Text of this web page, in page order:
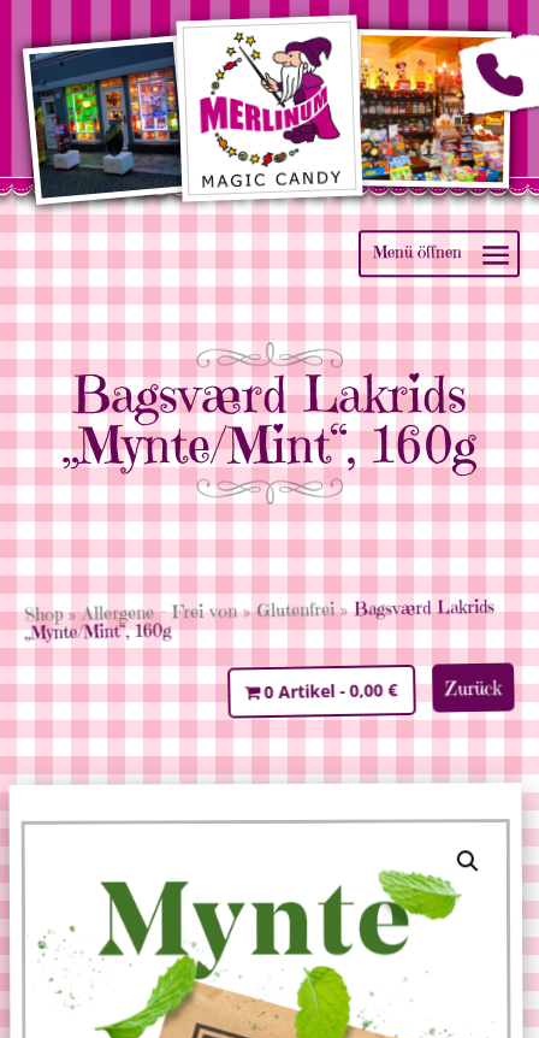
Bagsværd Lakrids
„Mynte/Mint“, 160g
Shop»Allergene - Frei von»Glutenfrei» Bagsværd Lakrids
„Mynte/Mint“, 160g
Zurück
0 Artikel 0,00 €